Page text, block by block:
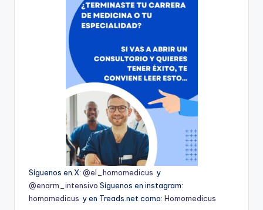
Síguenos en X: @el_homomedicus y
@enarm_intensivo Síguenos en instagram:
homomedicus y en Treads.net como: Homomedicus